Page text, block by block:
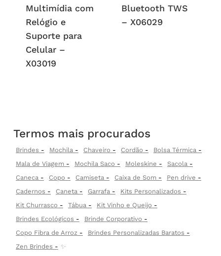
Multimídia com
Relógio e
Suporte para
Celular –
X03019
Bluetooth TWS
– X06029
Termos mais procurados
Brindes Mochila Chaveiro Cordão
Bolsa Térmica
Mala de Viagem
Mochila Saco Moleskine
Sacola
Caneca
Copo Camiseta Caixa de Som
Pen drive
Cadernos
Caneta Garrafa
Kits Personalizados
Kit Churrasco
Tábua
Kit Vinho e Queijo
Brindes Ecológicos
Brinde Corporativo
Copo Fibra de Arroz
Brindes Personalizadas Baratos
Zen Brindes
✨